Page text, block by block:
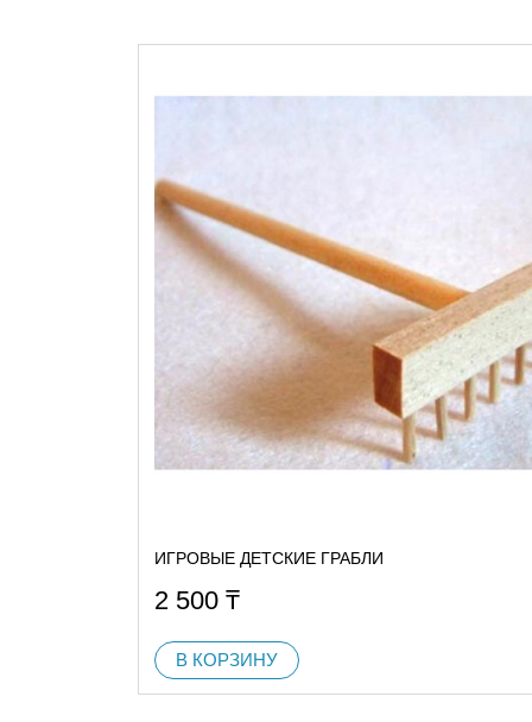
ИГРОВЫЕ ДЕТСКИЕ ГРАБЛИ
2 500 ₸
В КОРЗИНУ